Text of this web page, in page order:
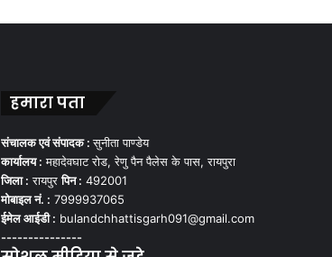
हमारा पता
संचालक एवं संपादक :सुनीता पाण्डेय
कार्यालय : महादेवघाट रोड, रेणु पैन पैलेस के पास, रायपुरा
जिला : रायपुरपिन : 492001
मोबाइल नं. : 7999937065
ईमेल आईडी : bulandchhattisgarh091@gmail.com
---------------